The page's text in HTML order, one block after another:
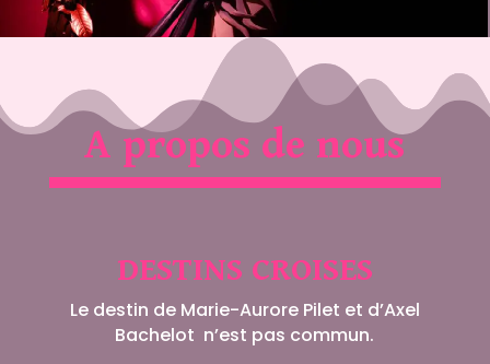
A propos de nous
DESTINS CROISES
Le destin de Marie-Aurore Pilet et d’Axel
Bachelot n’est pas commun.